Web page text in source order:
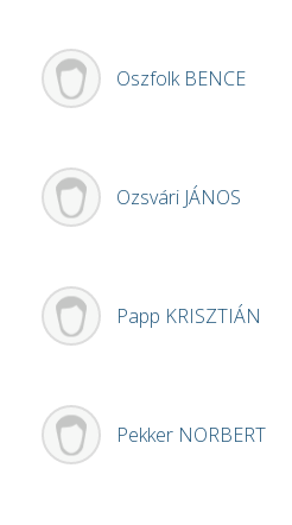
Oszfolk BENCE
Ozsvári JÁNOS
Papp KRISZTIÁN
Pekker NORBERT